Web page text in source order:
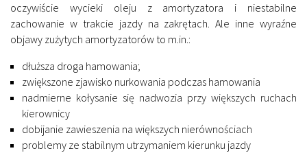
oczywiście wycieki oleju z amortyzatora i niestabilne
zachowanie w trakcie jazdy na zakrętach. Ale inne wyraźne
objawy zużytych amortyzatorów to m.in.:
dłuższa droga hamowania;
zwiększone zjawisko nurkowania podczas hamowania
nadmierne kołysanie się nadwozia przy większych ruchach
kierownicy
dobijanie zawieszenia na większych nierównościach
problemy ze stabilnym utrzymaniem kierunku jazdy